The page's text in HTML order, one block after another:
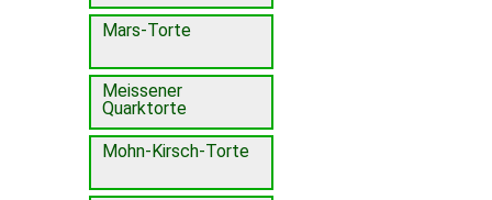
Mars-Torte
Meissener
Quarktorte
Mohn-Kirsch-Torte